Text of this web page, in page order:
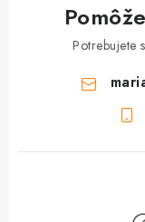
Potrebujete